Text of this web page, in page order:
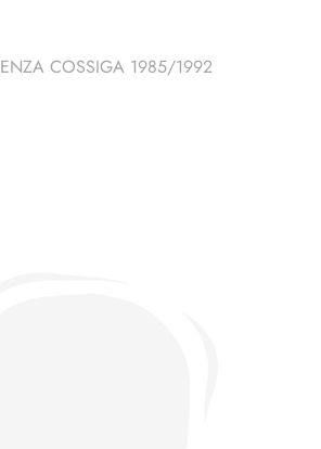
COSSIGA 1985/1992